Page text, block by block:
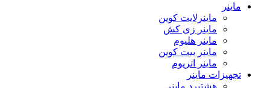
ماینر
ماینرلایت کوین
ماینر زی کش
ماینر هلیوم
ماینر بیت کوین
ماینر اتریوم
تجهیزات ماینر
هشتبرد ماینر